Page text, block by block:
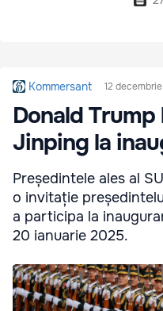
Kommersant 12
Donald
Jinping la
Președintele ales al
o invitație
a participa la
20 ianuarie 2025.